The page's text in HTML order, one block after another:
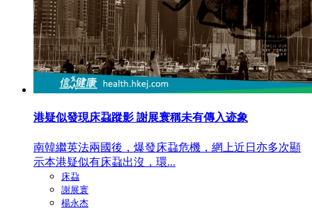
港疑似發現床蝨蹤影 謝展寰稱未有傳入迹象
南韓繼英法兩國後，爆發床蝨危機，網上近日亦多次顯
示本港疑似有床蝨出沒，環...
床蝨
謝展寰
楊永杰